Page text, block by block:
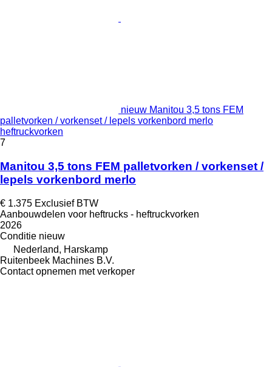
nieuw Manitou 3,5 tons FEM
palletvorken / vorkenset / lepels vorkenbord merlo
heftruckvorken
7
Manitou 3,5 tons FEM palletvorken / vorkenset /
lepels vorkenbord merlo
€ 1.375 Exclusief BTW
Aanbouwdelen voor heftrucks - heftruckvorken
2026
Conditie nieuw
Nederland, Harskamp
Ruitenbeek Machines B.V.
Contact opnemen met verkoper